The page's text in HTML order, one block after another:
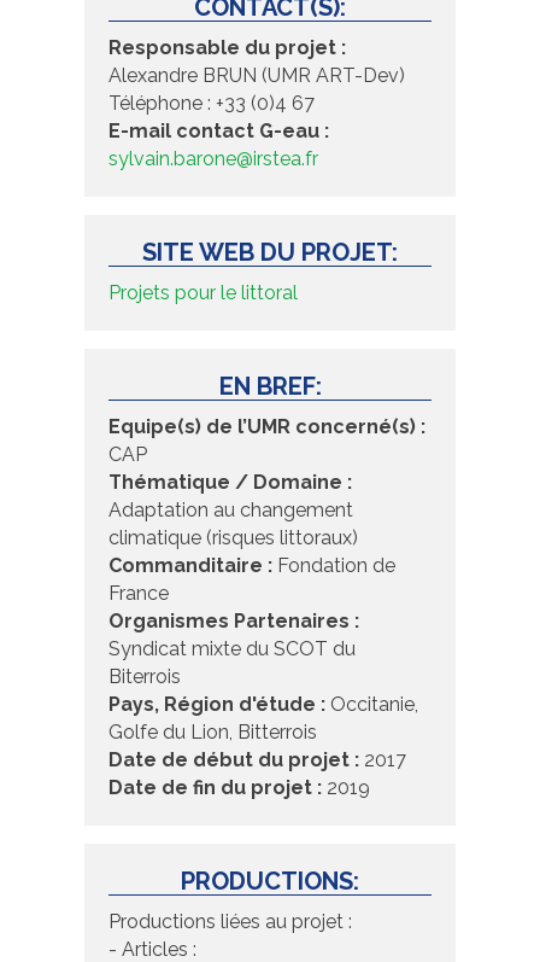
CONTACT(S):
Responsable du projet :
Alexandre BRUN (UMR ART-Dev)
Téléphone : +33 (0)4 67
E-mail contact G-eau :
sylvain.barone@irstea.fr
SITE WEB DU PROJET:
Projets pour le littoral
EN BREF:
Equipe(s) de l’UMR concerné(s) :
CAP
Thématique / Domaine :
Adaptation au changement
climatique (risques littoraux)
Commanditaire : Fondation de
France
Organismes Partenaires :
Syndicat mixte du SCOT du
Biterrois
Pays, Région d'étude : Occitanie,
Golfe du Lion, Bitterrois
Date de début du projet : 2017
Date de fin du projet : 2019
PRODUCTIONS:
Productions liées au projet :
- Articles :